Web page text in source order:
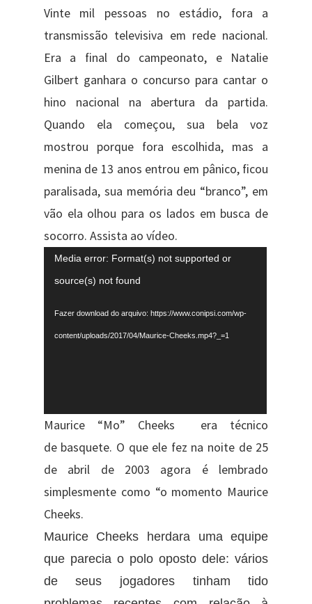
Vinte mil pessoas no estádio, fora a
transmissão televisiva em rede nacional.
Era a final do campeonato, e Natalie
Gilbert ganhara o concurso para cantar o
hino nacional na abertura da partida.
Quando ela começou, sua bela voz
mostrou porque fora escolhida, mas a
menina de 13 anos entrou em pânico, ficou
paralisada, sua memória deu “branco”, em
vão ela olhou para os lados em busca de
socorro. Assista ao vídeo.
Tocador
de
Media error: Format(s) not supported or
source(s) not found
Fazer download do arquivo: https://www.conipsi.com/wp-
content/uploads/2017/04/Maurice-Cheeks.mp4?_=1
Maurice “Mo” Cheeks era técnico
de basquete. O que ele fez na noite de 25
de abril de 2003 agora é lembrado
simplesmente como “o momento Maurice
Cheeks.
Maurice Cheeks herdara uma equipe
que parecia o polo oposto dele: vários
de seus jogadores tinham tido